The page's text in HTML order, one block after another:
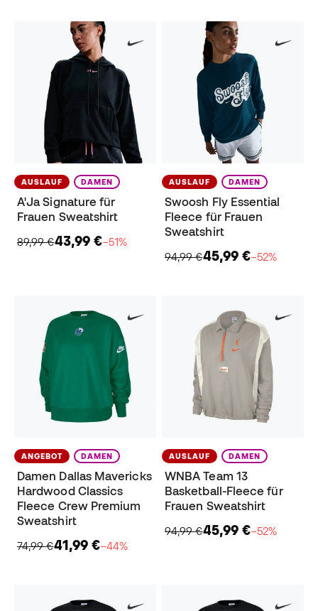
AUSLAUF DAMEN
A'Ja Signature für
Frauen Sweatshirt
89,99 €43,99 €−51%
AUSLAUF DAMEN
Swoosh Fly Essential
Fleece für Frauen
Sweatshirt
94,99 €45,99 €−52%
ANGEBOT DAMEN
Damen Dallas Mavericks
Hardwood Classics
Fleece Crew Premium
Sweatshirt
74,99 €41,99 €−44%
AUSLAUF DAMEN
WNBA Team 13
Basketball-Fleece für
Frauen Sweatshirt
94,99 €45,99 €−52%